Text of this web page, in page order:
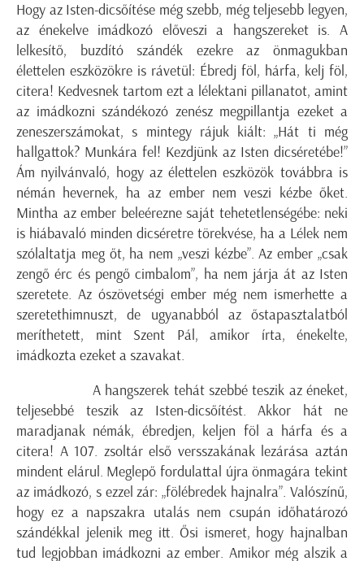
Hogy az Isten-dicsőítése még szebb, még teljesebb legyen,
az énekelve imádkozó előveszi a hangszereket is. A
lelkesítő, buzdító szándék ezekre az önmagukban
élettelen eszközökre is rávetül: Ébredj föl, hárfa, kelj föl,
citera! Kedvesnek tartom ezt a lélektani pillanatot, amint
az imádkozni szándékozó zenész megpillantja ezeket a
zeneszerszámokat, s mintegy rájuk kiált: „Hát ti még
hallgattok? Munkára fel! Kezdjünk az Isten dicséretébe!”
Ám nyilvánvaló, hogy az élettelen eszközök továbbra is
némán hevernek, ha az ember nem veszi kézbe őket.
Mintha az ember beleérezne saját tehetetlenségébe: neki
is hiábavaló minden dicséretre törekvése, ha a Lélek nem
szólaltatja meg őt, ha nem „veszi kézbe”. Az ember „csak
zengő érc és pengő cimbalom”, ha nem járja át az Isten
szeretete. Az ószövetségi ember még nem ismerhette a
szeretethimnuszt, de ugyanabból az őstapasztalatból
meríthetett, mint Szent Pál, amikor írta, énekelte,
imádkozta ezeket a szavakat.
A hangszerek tehát szebbé teszik az éneket,
teljesebbé teszik az Isten-dicsőítést. Akkor hát ne
maradjanak némák, ébredjen, keljen föl a hárfa és a
citera! A 107. zsoltár első versszakának lezárása aztán
mindent elárul. Meglepő fordulattal újra önmagára tekint
az imádkozó, s ezzel zár: „fölébredek hajnalra”. Valószínű,
hogy ez a napszakra utalás nem csupán időhatározó
szándékkal jelenik meg itt. Ősi ismeret, hogy hajnalban
tud legjobban imádkozni az ember. Amikor még alszik a